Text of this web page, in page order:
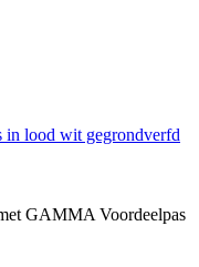
in lood wit gegrondverfd
GAMMA Voordeelpas